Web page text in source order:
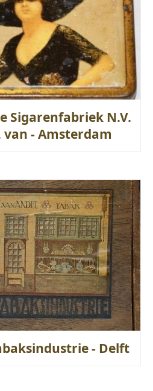
Sigarenfabriek N.V.
van - Amsterdam
- Delft